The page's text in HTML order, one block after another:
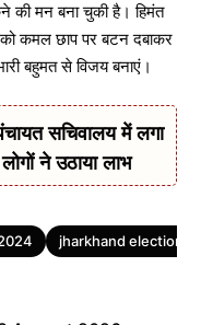
की मन बना चुकी है। हिमंत
को कमल छाप पर बटन दबाकर
बहुमत से विजय बनाएं।
सचिवालय में लगा
ने उठाया लाभ
jharkhand election